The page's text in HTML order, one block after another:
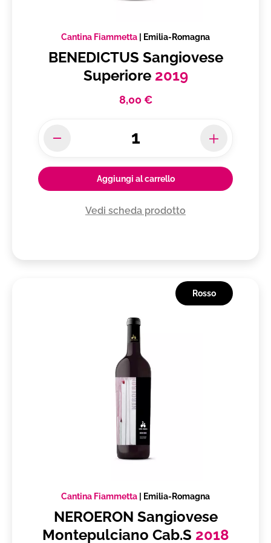
Cantina Fiammetta Emilia-Romagna
BENEDICTUS Sangiovese
Superiore 2019
8,00 €
Aggiungi al carrello
Vedi scheda prodotto
Rosso
Cantina Fiammetta Emilia-Romagna
NEROERON Sangiovese
Montepulciano Cab.S 2018